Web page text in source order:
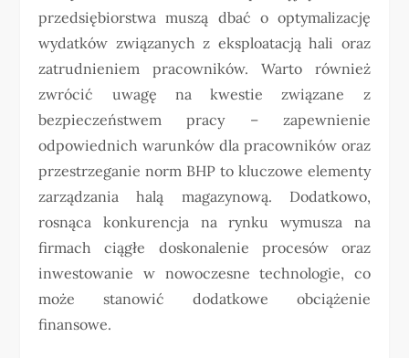
przedsiębiorstwa muszą dbać o optymalizację
wydatków związanych z eksploatacją hali oraz
zatrudnieniem pracowników. Warto również
zwrócić uwagę na kwestie związane z
bezpieczeństwem pracy – zapewnienie
odpowiednich warunków dla pracowników oraz
przestrzeganie norm BHP to kluczowe elementy
zarządzania halą magazynową. Dodatkowo,
rosnąca konkurencja na rynku wymusza na
firmach ciągłe doskonalenie procesów oraz
inwestowanie w nowoczesne technologie, co
może stanowić dodatkowe obciążenie
finansowe.